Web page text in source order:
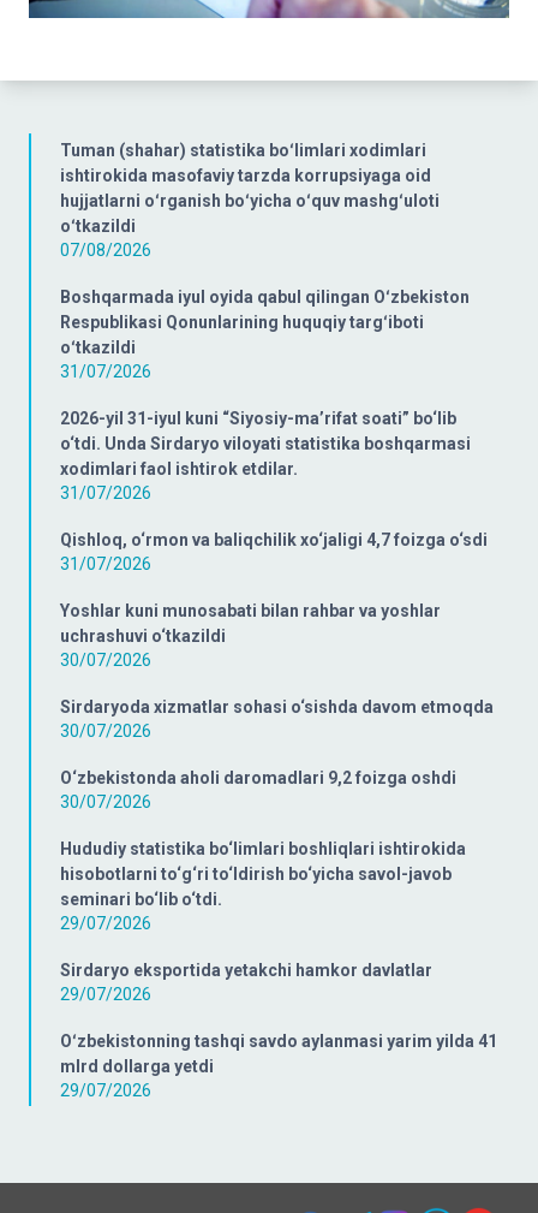
Tuman (shahar) statistika boʻlimlari xodimlari
ishtirokida masofaviy tarzda korrupsiyaga oid
hujjatlarni oʻrganish boʻyicha oʻquv mashgʻuloti
oʻtkazildi
07/08/2026
Boshqarmada iyul oyida qabul qilingan Oʻzbekiston
Respublikasi Qonunlarining huquqiy targʻiboti
oʻtkazildi
31/07/2026
2026-yil 31-iyul kuni “Siyosiy-ma’rifat soati” bo‘lib
o‘tdi. Unda Sirdaryo viloyati statistika boshqarmasi
xodimlari faol ishtirok etdilar.
31/07/2026
Qishloq, o‘rmon va baliqchilik xo‘jaligi 4,7 foizga o‘sdi
31/07/2026
Yoshlar kuni munosabati bilan rahbar va yoshlar
uchrashuvi o‘tkazildi
30/07/2026
Sirdaryoda xizmatlar sohasi o‘sishda davom etmoqda
30/07/2026
O‘zbekistonda aholi daromadlari 9,2 foizga oshdi
30/07/2026
Hududiy statistika bo‘limlari boshliqlari ishtirokida
hisobotlarni to‘g‘ri to‘ldirish bo‘yicha savol-javob
seminari bo‘lib o‘tdi.
29/07/2026
Sirdaryo eksportida yetakchi hamkor davlatlar
29/07/2026
Oʻzbekistonning tashqi savdo aylanmasi yarim yilda 41
mlrd dollarga yetdi
29/07/2026